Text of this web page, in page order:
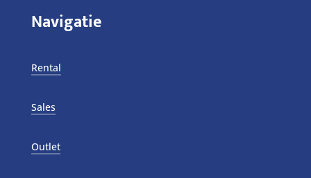
Navigatie
Rental
Sales
Outlet